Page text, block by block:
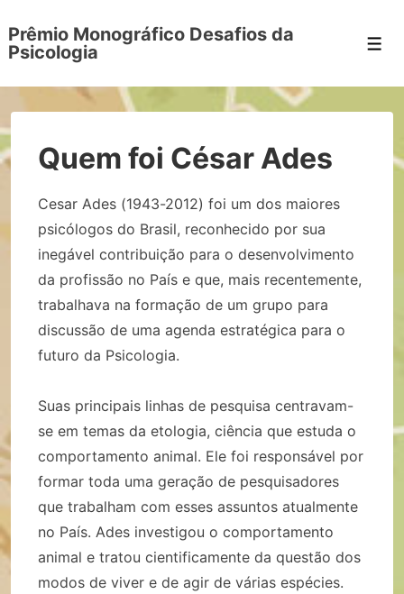
Prêmio Monográfico Desafios da
Psicologia
Quem foi César Ades
Cesar Ades (1943-2012) foi um dos maiores
psicólogos do Brasil, reconhecido por sua
inegável contribuição para o desenvolvimento
da profissão no País e que, mais recentemente,
trabalhava na formação de um grupo para
discussão de uma agenda estratégica para o
futuro da Psicologia.
Suas principais linhas de pesquisa centravam-
se em temas da etologia, ciência que estuda o
comportamento animal. Ele foi responsável por
formar toda uma geração de pesquisadores
que trabalham com esses assuntos atualmente
no País. Ades investigou o comportamento
animal e tratou cientificamente da questão dos
modos de viver e de agir de várias espécies.